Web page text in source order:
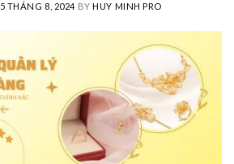
5 THÁNG 8, 2024 BYHUY MINH PRO